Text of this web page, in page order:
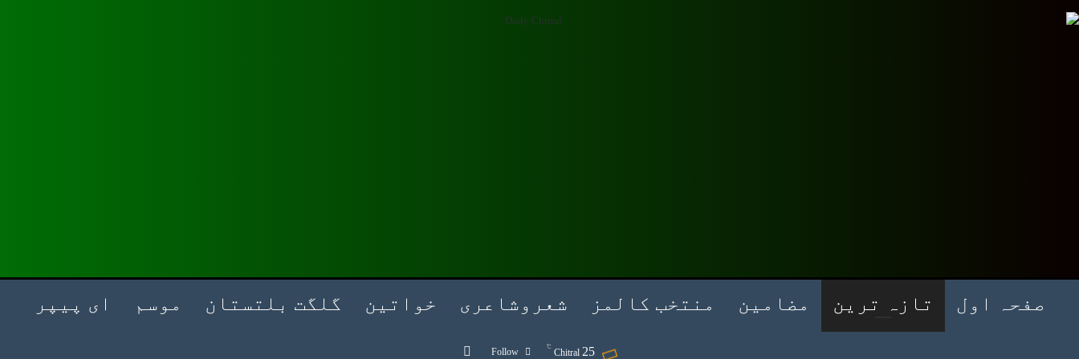
صفحہ اول تازہ ترین مضامین منتخب کالمز شعروشاعری خواتین گلگت بلتستان موسم ای پیپر
Chitral 25
℃
Follow